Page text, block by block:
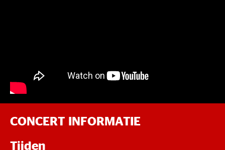
CONCERT INFORMATIE
Tijden